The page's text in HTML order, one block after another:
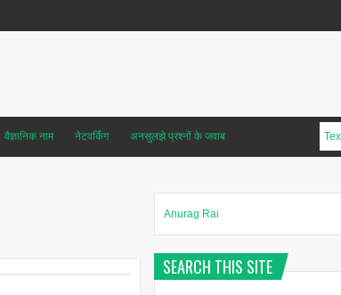
वैज्ञानिक नाम नेटवर्किंग अनसुलझे प्रश्नों के जवाब
Anurag Rai
SEARCH THIS SITE